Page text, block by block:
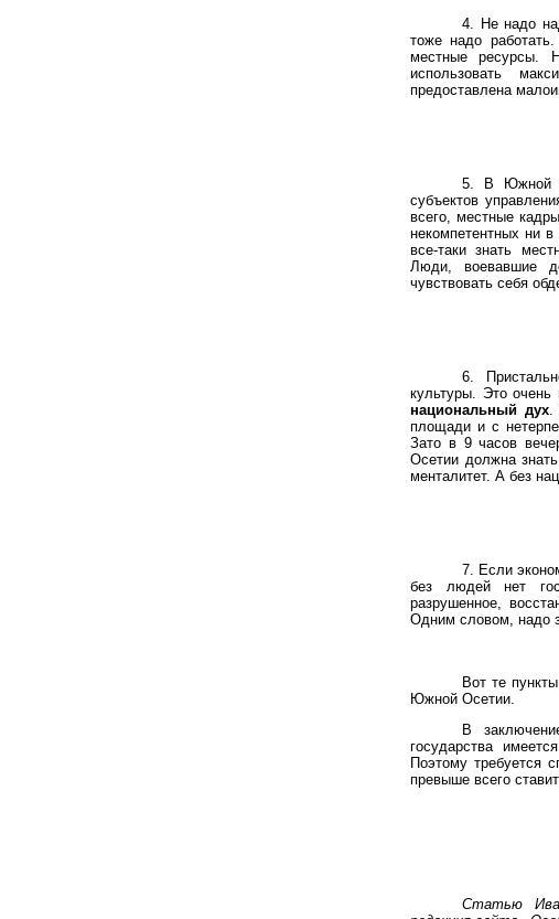
4. Не надо
тоже надо работать.
местные ресурсы.
использовать
предоставлена
5.
В Южной
субъектов
всего, местные
некомпетентных ни
все-таки знать
Люди, воевавшие
чувствовать себя
6.
культуры. Это очень
национальный дух.
площади и с
Зато в 9 часов
Осетии должна
менталитет. А без
7. Если
без людей нет
разрушенное,
Одним словом, надо
Вот те
Южной Осетии.
В
государства
Поэтому требуется
превыше всего
Статью